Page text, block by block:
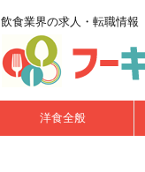
飲食業界の求人・転職情報
洋食全般